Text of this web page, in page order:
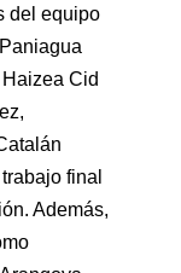
del equipo
Cid
final
Además,